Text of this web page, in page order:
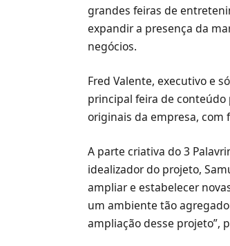
grandes feiras de
expandir a presença da
negócios.
Fred Valente, executivo e
principal feira de
originais da empresa, com
A parte criativa do 3
idealizador do projeto,
ampliar e estabelecer
um ambiente tão
ampliação desse projeto”,